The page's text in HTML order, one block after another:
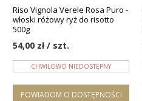
Riso Vignola Verele Rosa Puro -
włoski różowy ryż do risotto
500g
54,00 zł / szt.
CHWILOWO NIEDOSTĘPNY
POWIADOM O DOSTĘPNOŚCI